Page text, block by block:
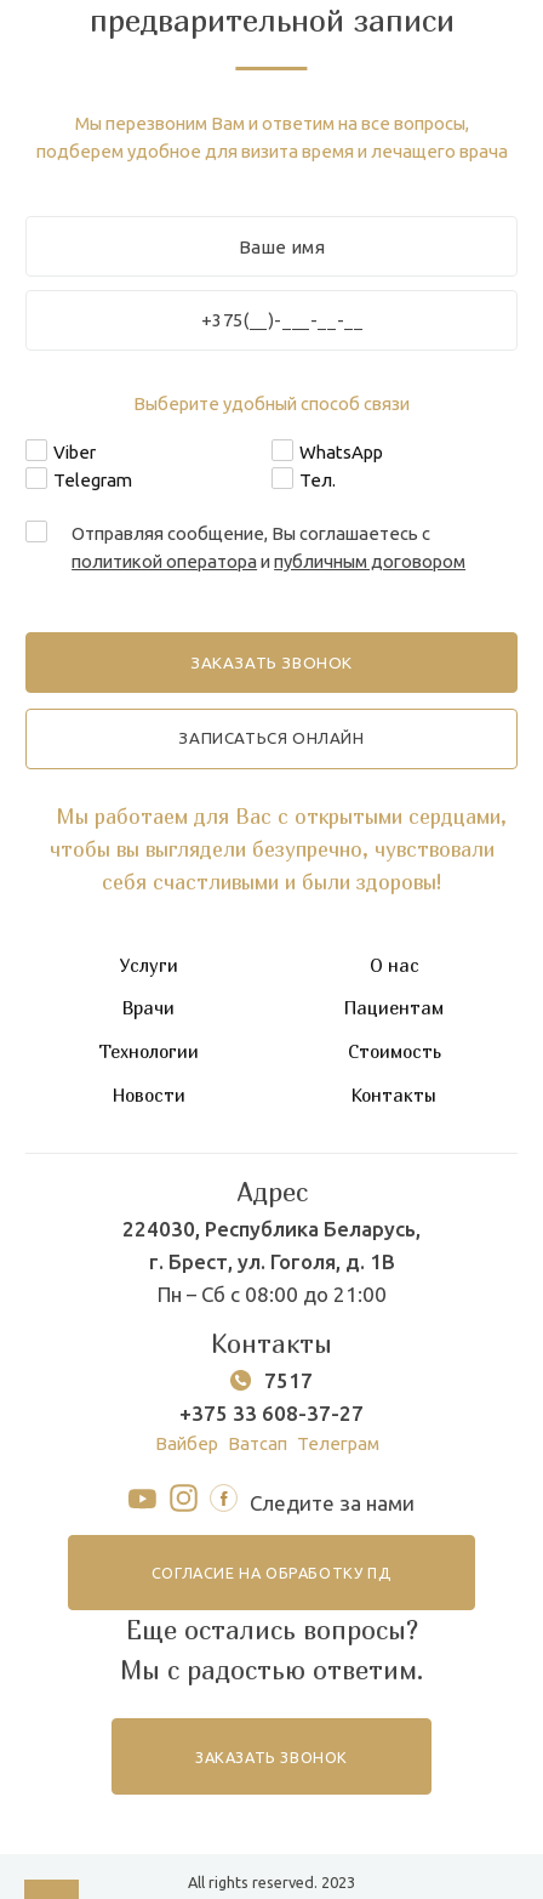
предварительной записи
Мы перезвоним Вам и ответим на все вопросы,
подберем удобное для визита время и лечащего врача
Выберите удобный способ связи
Viber
WhatsApp
Telegram
Тел.
Отправляя сообщение, Вы соглашаетесь с
политикой оператораипубличным договором
ЗАПИСАТЬСЯ ОНЛАЙН
Мы работаем для Вас с открытыми сердцами,
чтобы вы выглядели безупречно, чувствовали
себя счастливыми и были здоровы!
Услуги О нас
Врачи Пациентам
Технологии Стоимость
Новости Контакты
Адрес
224030, Республика Беларусь,
г. Брест, ул. Гоголя, д. 1В
Пн – Сб с 08:00 до 21:00
Контакты
+375 33 608-37-27
Вайбер Ватсап Телеграм
7517
Следите за нами
СОГЛАСИЕ НА ОБРАБОТКУ ПД
Еще остались вопросы?
Мы с радостью ответим.
ЗАКАЗАТЬ ЗВОНОК
All rights reserved. 2023